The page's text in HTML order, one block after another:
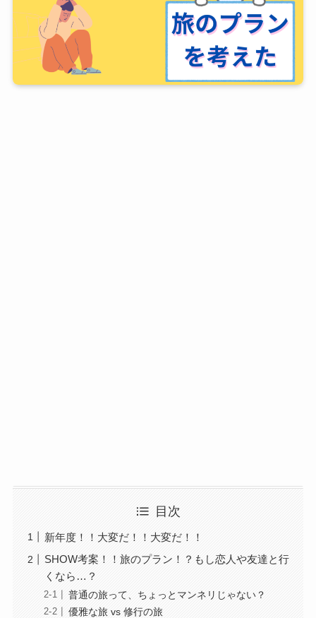
目次
新年度！！大変だ！！大変だ！！
SHOW考案！！旅のプラン！？もし恋人や友達と行
くなら…？
普通の旅って、ちょっとマンネリじゃない？
優雅な旅 vs 修行の旅